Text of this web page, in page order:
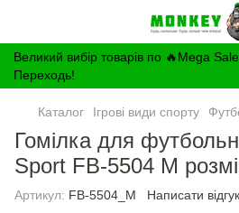
Великий вибір товарів по 🔥Mega
Переходь!
Каталог Ігрові види спорту
Гомілка для
Sport FB-5504 M
Артикул: FB-5504_M Написати відгук